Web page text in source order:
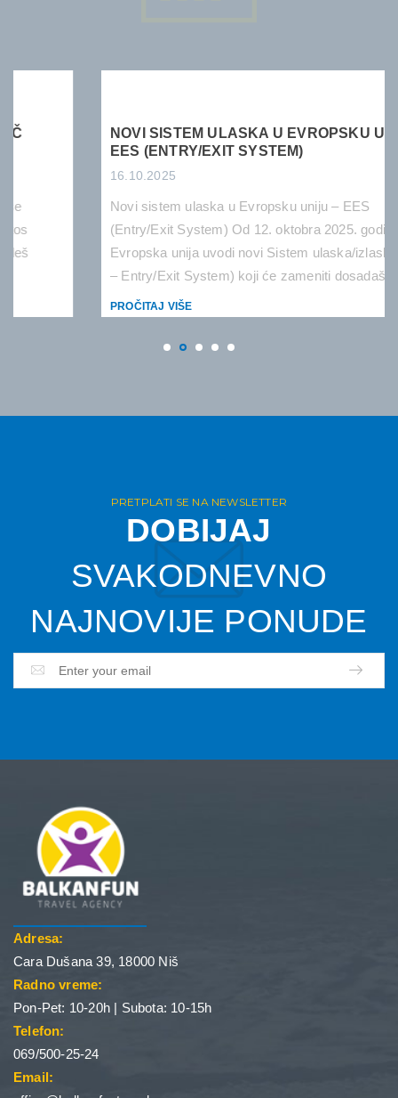
NOVI SISTEM ULASKA U EVROPSKU UNIJU •
EES (ENTRY/EXIT SYSTEM)
Novi sistem ulaska u Evropsku uniju – EES
(Entry/Exit System) Od 12. oktobra 2025. godine,
Evropska unija uvodi novi Sistem ulaska/izlaska (EES
– Entry/Exit System) koji će zameniti dosadašnje
pečatiranje pasoša digitalnim evidentiranjem svih
ulazaka i izlazaka iz šengenskog prostora. Šta je
EES? EES je automatski IT sistem koji će beležiti
PROČITAJ VIŠE
PRETPLATI SE NA NEWSLETTER
DOBIJAJ
SVAKODNEVNO
NAJNOVIJE PONUDE
Adresa:
Cara Dušana 39, 18000 Niš
Radno vreme:
Pon-Pet: 10-20h | Subota: 10-15h
Telefon:
069/500-25-24
Email: